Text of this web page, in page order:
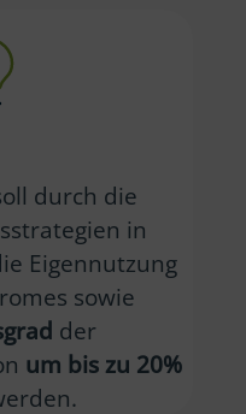
durch die
in
Eigennutzung
sowie
der
um bis zu 20%